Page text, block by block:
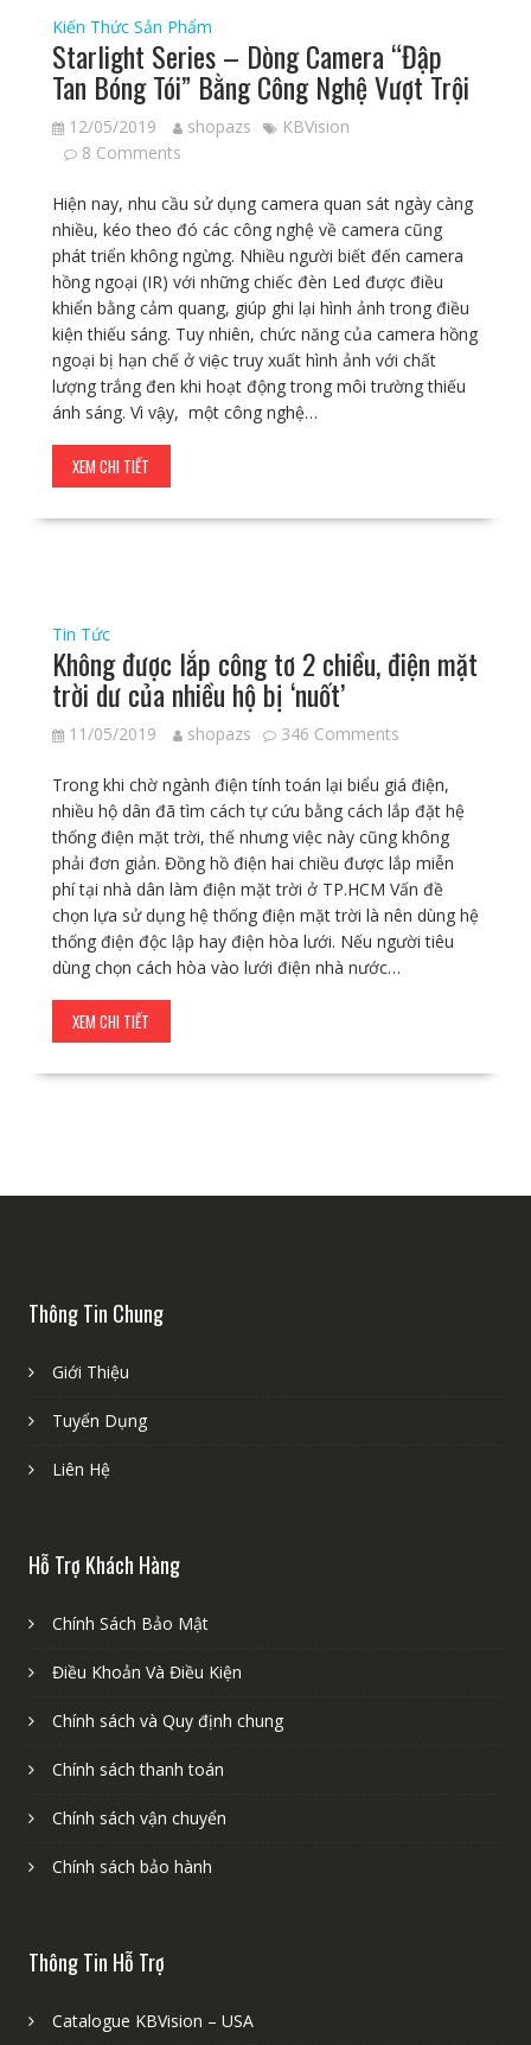
Kiến Thức Sản Phẩm
Starlight Series – Dòng Camera “Đập
Tan Bóng Tói” Bằng Công Nghệ Vượt Trội
12/05/2019 shopazs
KBVision
8 Comments
Hiện nay, nhu cầu sử dụng camera quan sát ngày càng
nhiều, kéo theo đó các công nghệ về camera cũng
phát triển không ngừng. Nhiều người biết đến camera
hồng ngoại (IR) với những chiếc đèn Led được điều
khiển bằng cảm quang, giúp ghi lại hình ảnh trong điều
kiện thiếu sáng. Tuy nhiên, chức năng của camera hồng
ngoại bị hạn chế ở việc truy xuất hình ảnh với chất
lượng trắng đen khi hoạt động trong môi trường thiếu
ánh sáng. Vì vậy, một công nghệ…
XEM CHI TIẾT
Tin Tức
Không được lắp công tơ 2 chiều, điện mặt
trời dư của nhiều hộ bị ‘nuốt’
11/05/2019 shopazs 346 Comments
Trong khi chờ ngành điện tính toán lại biểu giá điện,
nhiều hộ dân đã tìm cách tự cứu bằng cách lắp đặt hệ
thống điện mặt trời, thế nhưng việc này cũng không
phải đơn giản. Đồng hồ điện hai chiều được lắp miễn
phí tại nhà dân làm điện mặt trời ở TP.HCM Vấn đề
chọn lựa sử dụng hệ thống điện mặt trời là nên dùng hệ
thống điện độc lập hay điện hòa lưới. Nếu người tiêu
dùng chọn cách hòa vào lưới điện nhà nước…
XEM CHI TIẾT
Thông Tin Chung
Giới Thiệu
Tuyển Dụng
Liên Hệ
Hỗ Trợ Khách Hàng
Chính Sách Bảo Mật
Điều Khoản Và Điều Kiện
Chính sách và Quy định chung
Chính sách thanh toán
Chính sách vận chuyển
Chính sách bảo hành
Thông Tin Hỗ Trợ
Catalogue KBVision – USA